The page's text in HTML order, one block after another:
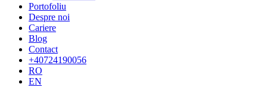
Portofoliu
Despre noi
Cariere
Blog
Contact
+40724190056
RO
EN